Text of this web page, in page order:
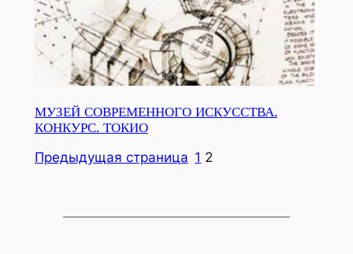
МУЗЕЙ СОВРЕМЕННОГО ИСКУССТВА.
КОНКУРС. ТОКИО
Предыдущая страница 1 2